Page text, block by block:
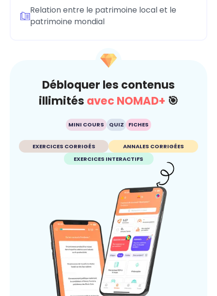
Relation entre le patrimoine local et le
patrimoine mondial
Débloquer les contenus
illimités avec NOMAD+ 🎯
MINI COURS QUIZ FICHES
EXERCICES CORRIGÉS
ANNALES CORRIGÉES
EXERCICES INTERACTIFS